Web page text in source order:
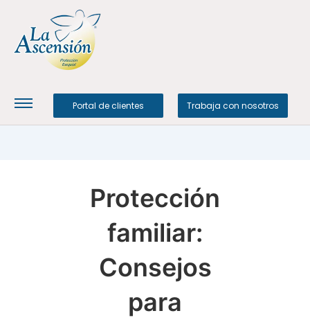
Portal de clientes Trabaja con nosotros
Protección
familiar:
Consejos
para